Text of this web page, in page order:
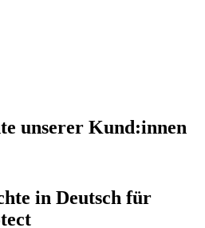
unserer Kund:innen
in Deutsch für